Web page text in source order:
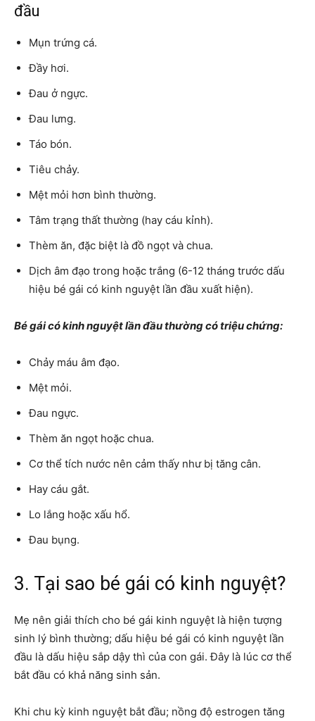
đầu
Mụn trứng cá.
Đầy hơi.
Đau ở ngực.
Đau lưng.
Táo bón.
Tiêu chảy.
Mệt mỏi hơn bình thường.
Tâm trạng thất thường (hay cáu kỉnh).
Thèm ăn, đặc biệt là đồ ngọt và chua.
Dịch âm đạo trong hoặc trắng (6-12 tháng trước dấu
hiệu bé gái có kinh nguyệt lần đầu xuất hiện).
Bé gái có kinh nguyệt lần đầu thường có triệu chứng:
Chảy máu âm đạo.
Mệt mỏi.
Đau ngực.
Thèm ăn ngọt hoặc chua.
Cơ thể tích nước nên cảm thấy như bị tăng cân.
Hay cáu gắt.
Lo lắng hoặc xấu hổ.
Đau bụng.
3. Tại sao bé gái có kinh nguyệt?
Mẹ nên giải thích cho bé gái kinh nguyệt là hiện tượng
sinh lý bình thường; dấu hiệu bé gái có kinh nguyệt lần
đầu là dấu hiệu sắp dậy thì của con gái. Đây là lúc cơ thể
bắt đầu có khả năng sinh sản.
Khi chu kỳ kinh nguyệt bắt đầu; nồng độ estrogen tăng